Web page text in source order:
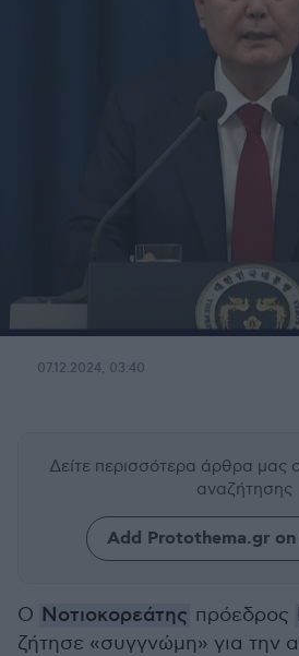
07.12.2024, 03:40
Δείτε περισσότερα άρθρα μας
αναζήτησης
Add Protothema.gr
Ο Νοτιοκορεάτης πρόεδρος
ζήτησε «συγγνώμη» για την